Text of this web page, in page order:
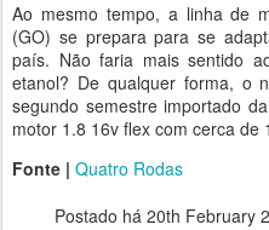
Ao mesmo tempo, a linha de
(GO) se prepara para se
país. Não faria mais sentido
etanol? De qualquer forma, o
segundo semestre importado
motor 1.8 16v flex com cerca de
Fonte | Quatro Rodas
Postado há 20th February